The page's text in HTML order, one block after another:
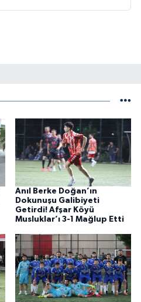
Anıl Berke Doğan’ın
Dokunuşu Galibiyeti
Getirdi! Afşar Köyü
Musluklar’ı 3-1 Mağlup Etti